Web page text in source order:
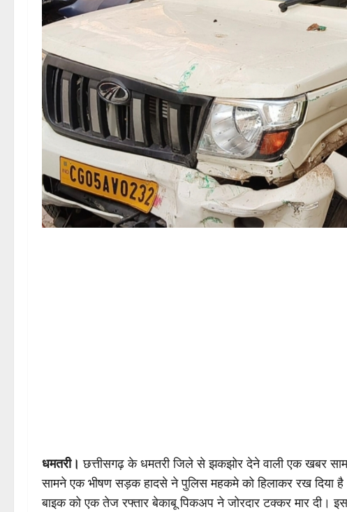
धमतरी। छत्तीसगढ़ के धमतरी जिले से झकझोर देने वाली एक खबर
सामने एक भीषण सड़क हादसे ने पुलिस महकमे को हिलाकर रख दिया
बाइक को एक तेज रफ्तार बेकाबू पिकअप ने जोरदार टक्कर मार दी।